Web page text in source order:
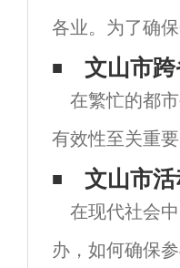
各业。为了确
的服务是应急
议应急救护车
其必要性、选
中提供
文山市
在繁忙的都
有效性至关重
市作为中国的
丰富，而且在
善。这一服务
文山市
在现代社会
办，如何确保